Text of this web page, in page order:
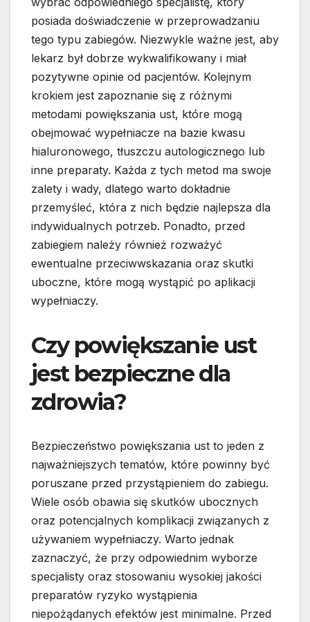
posiada doświadczenie w przeprowadzaniu
tego typu zabiegów. Niezwykle ważne jest, aby
lekarz był dobrze wykwalifikowany i miał
pozytywne opinie od pacjentów. Kolejnym
krokiem jest zapoznanie się z różnymi
metodami powiększania ust, które mogą
obejmować wypełniacze na bazie kwasu
hialuronowego, tłuszczu autologicznego lub
inne preparaty. Każda z tych metod ma swoje
zalety i wady, dlatego warto dokładnie
przemyśleć, która z nich będzie najlepsza dla
indywidualnych potrzeb. Ponadto, przed
zabiegiem należy również rozważyć
ewentualne przeciwwskazania oraz skutki
uboczne, które mogą wystąpić po aplikacji
wypełniaczy.
Czy powiększanie ust
jest bezpieczne dla
zdrowia?
Bezpieczeństwo powiększania ust to jeden z
najważniejszych tematów, które powinny być
poruszane przed przystąpieniem do zabiegu.
Wiele osób obawia się skutków ubocznych
oraz potencjalnych komplikacji związanych z
używaniem wypełniaczy. Warto jednak
zaznaczyć, że przy odpowiednim wyborze
specjalisty oraz stosowaniu wysokiej jakości
preparatów ryzyko wystąpienia
niepożądanych efektów jest minimalne. Przed